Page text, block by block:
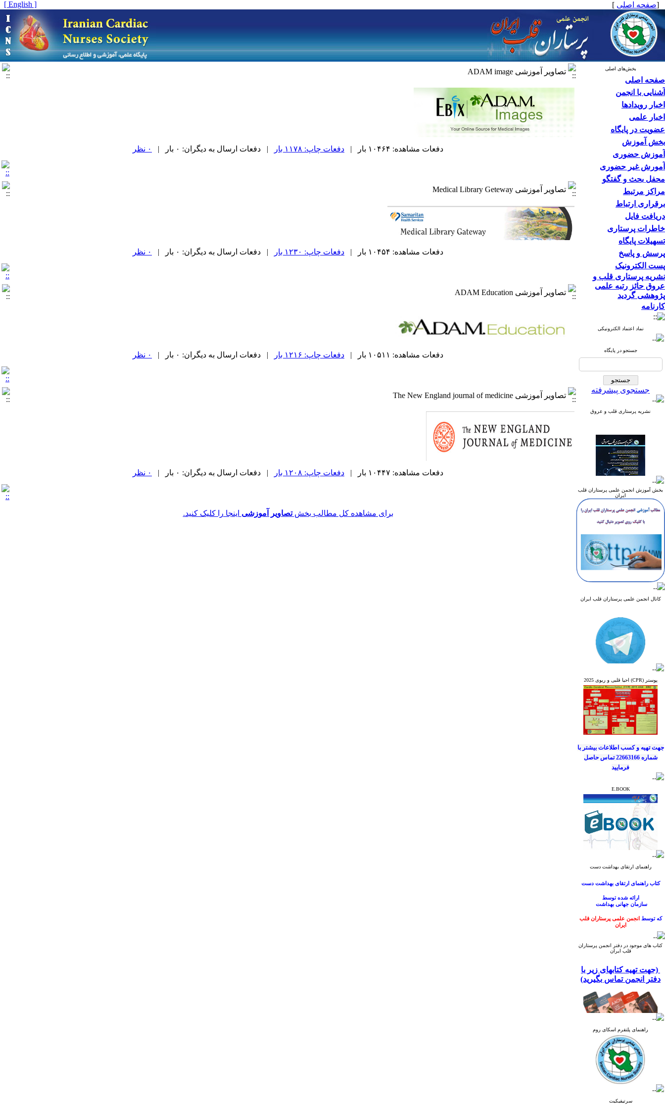
[صفحه اصلی ]
[ English ]
بخش‌های اصلی
صفحه اصلی
آشنایی با انجمن
اخبار رویدادها
اخبار علمی
عضویت در پایگاه
بخش آموزش
آموزش حضوری
آمورش غیر حضوری
محفل بحث و گفتگو
مراکز مرتبط
برقراری ارتباط
دریافت فایل
خاطرات پرستاری
تسهیلات پایگاه
پرسش و پاسخ
پست الکترونیک
نشریه پرستاری قلب و
عروق حائز رتبه علمی
پژوهشی گردید
کارنامه
نماد اعتماد الکترونیکی
جستجو در پایگاه
جستجوی پیشرفته
نشریه پرستاری قلب و عروق
بخش آموزش انجمن علمی پرستاران قلب
ایران
کانال انجمن علمی پرستاران قلب ایران
اطلاعات و اخبار
انجمن علمی پرستاران
قلب ایرانبه کانال
ارتباطی ما بپیوندید.
جهت کسب آخرین
اطلاعات و اخبار
انجمن علمی پرستاران
ارتباطی ما بپیوندید.
پوستر (CPR) احیا قلبی و ریوی 2025
جهت تهیه و کسب اطلاعات بیشتربا
شماره 22663166 تماس حاصل
فرمایید
E.BOOK
راهنمای ارتقای بهداشت دست
کتاب راهنمای ارتقای بهداشت دست
ارائه شدهتوسط
سازمانجهانیبهداشت
که توسطانجمن علمی پرستاران قلب
ایران
کتاب راهنمای ارتقای بهداشت دست
کتاب های موجود در دفتر انجمن پرستاران
قلب ایران
(جهت تهیه کتابهای زیر با
دفتر انجمن تماس بگیرید)
راهنمای پلتفرم اسکای روم
سرتیفیکیت
تصاویر آموزشی ADAM image
دفعات مشاهده: ۱۰۴۶۴ بار | دفعات چاپ: ۱۱۷۸ بار | دفعات ارسال به دیگران: ۰ بار | ۰ نظر
تصاویر آموزشی Medical Library Geteway
دفعات مشاهده: ۱۰۴۵۴ بار | دفعات چاپ: ۱۲۳۰ بار | دفعات ارسال به دیگران: ۰ بار | ۰ نظر
تصاویر آموزشی ADAM Education
دفعات مشاهده: ۱۰۵۱۱ بار | دفعات چاپ: ۱۲۱۶ بار | دفعات ارسال به دیگران: ۰ بار | ۰ نظر
تصاویر آموزشی The New England journal of medicine
دفعات مشاهده: ۱۰۴۴۷ بار | دفعات چاپ: ۱۲۰۸ بار | دفعات ارسال به دیگران: ۰ بار | ۰ نظر
برای مشاهده کل مطالب بخشتصاویر آموزشی اینجا را کلیک کنید.